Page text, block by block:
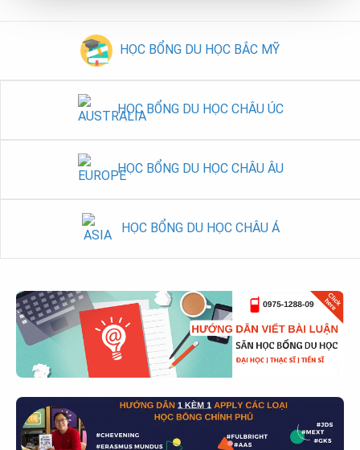
HỌC BỔNG DU HỌC BẮC MỸ
HỌC BỔNG DU HỌC CHÂU ÚC
HỌC BỔNG DU HỌC CHÂU ÂU
HỌC BỔNG DU HỌC CHÂU Á